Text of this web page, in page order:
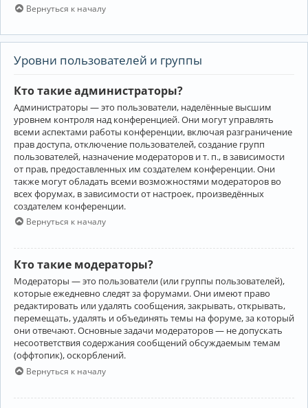
Вернуться к началу
Уровни пользователей и группы
Кто такие администраторы?
Администраторы — это пользователи, наделённые высшим
уровнем контроля над конференцией. Они могут управлять
всеми аспектами работы конференции, включая разграничение
прав доступа, отключение пользователей, создание групп
пользователей, назначение модераторов и т. п., в зависимости
от прав, предоставленных им создателем конференции. Они
также могут обладать всеми возможностями модераторов во
всех форумах, в зависимости от настроек, произведённых
создателем конференции.
Вернуться к началу
Кто такие модераторы?
Модераторы — это пользователи (или группы пользователей),
которые ежедневно следят за форумами. Они имеют право
редактировать или удалять сообщения, закрывать, открывать,
перемещать, удалять и объединять темы на форуме, за который
они отвечают. Основные задачи модераторов — не допускать
несоответствия содержания сообщений обсуждаемым темам
(оффтопик), оскорблений.
Вернуться к началу